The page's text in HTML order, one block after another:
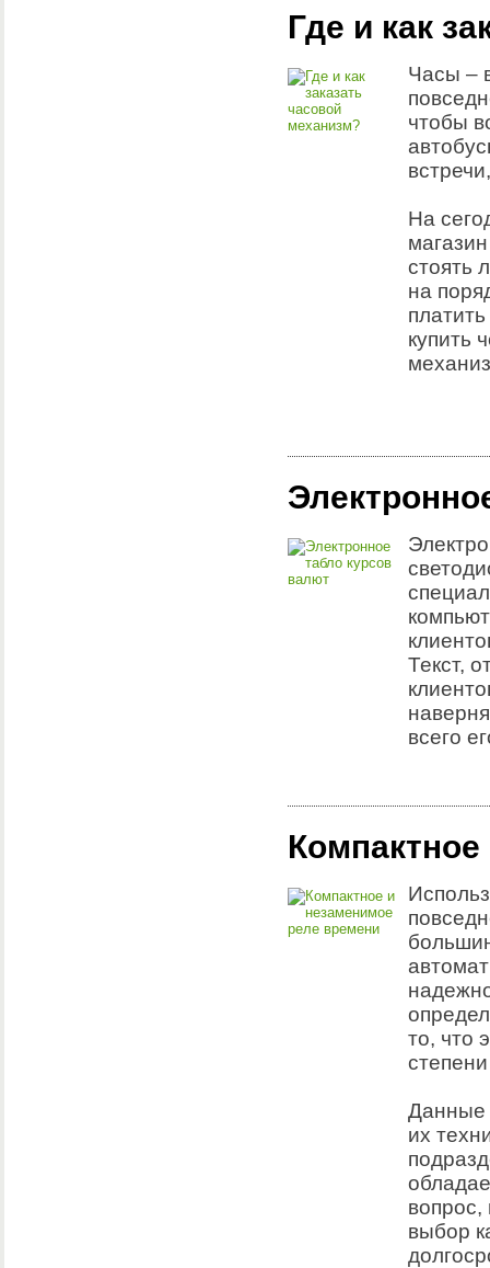
Где и как
Часы –
чтобы
На
стоять
на
купить
Текст,
всего
то, что
Данные
их
вопрос,
выбор